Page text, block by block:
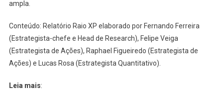
ampla.
Conteúdo: Relatório Raio XP elaborado por Fernando Ferreira
(Estrategista-chefe e Head de Research), Felipe Veiga
(Estrategista de Ações), Raphael Figueiredo (Estrategista de
Ações) e Lucas Rosa (Estrategista Quantitativo).
Leia mais: